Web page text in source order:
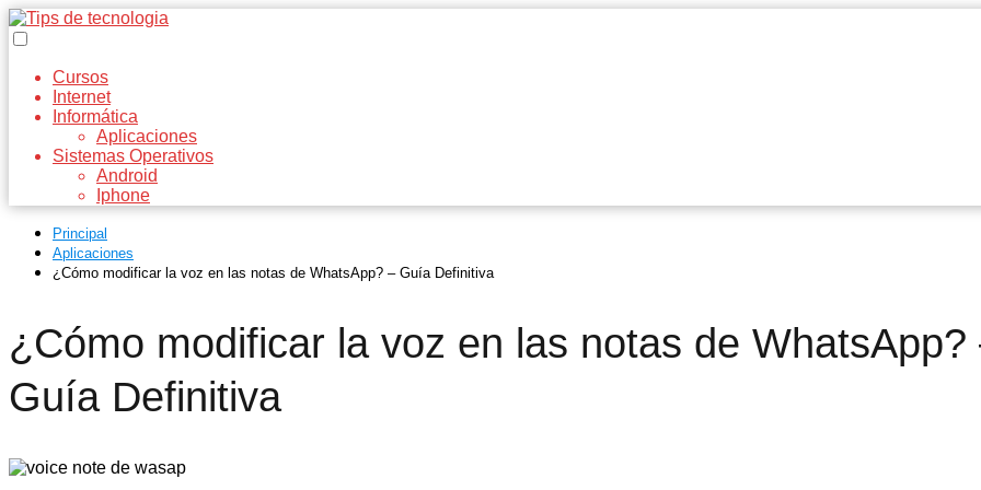
Cursos
Internet
Informática
Aplicaciones
Sistemas Operativos
Android
Iphone
Principal
Aplicaciones
¿Cómo modificar la voz en las notas de WhatsApp? – Guía Definitiva
¿Cómo modificar la voz en las notas de WhatsApp?
Guía Definitiva